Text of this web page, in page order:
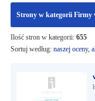
Strony w kategorii Firmy
Ilość stron w kategorii: 655
Sortuj według: naszej oceny,